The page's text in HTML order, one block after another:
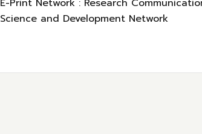
Science and Development Network